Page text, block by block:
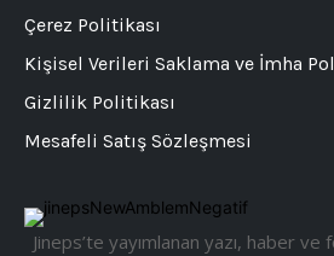
Jineps’te yayımlanan yazı, haber ve
Çerez Politikası
Kişisel Verileri Saklama ve İmha
Gizlilik Politikası
Mesafeli Satış Sözleşmesi